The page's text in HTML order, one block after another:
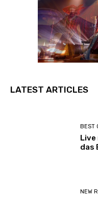
LATEST ARTICLES
BEST
Live
das
NEW